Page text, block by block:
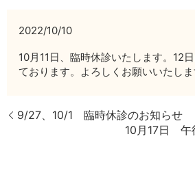
2022/10/10
10月11日、臨時休診いたします。12
ております。よろしくお願いいたしま
9/27、10/1 臨時休診のお知らせ
10月17日 午